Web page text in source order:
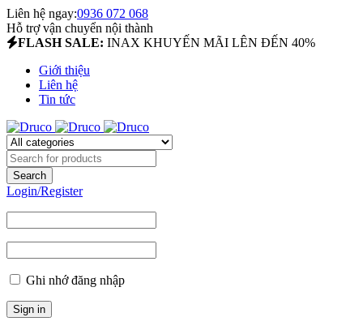
Liên hệ ngay:0936 072 068
Hỗ trợ vận chuyển nội thành
FLASH SALE: INAX KHUYẾN MÃI LÊN ĐẾN 40%
Giới thiệu
Liên hệ
Tin tức
Login/Register
Ghi nhớ đăng nhập